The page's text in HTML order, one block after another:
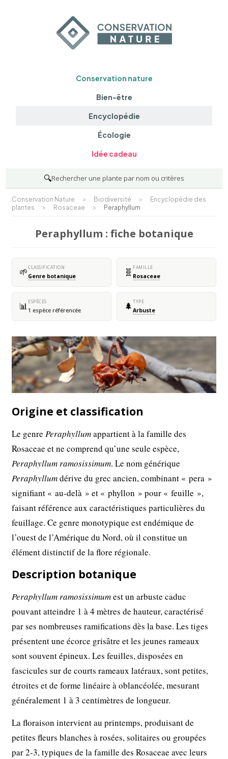
Conservation nature
Bien-être
Encyclopédie
Écologie
Idée cadeau
🔍Rechercher une plante par nom ou critères
Conservation Nature > Biodiversité >
Encyclopédie des
plantes
> Rosaceae > Peraphyllum
Peraphyllum : fiche botanique
🌱CLASSIFICATION
Genre botanique 🧬 FAMILLE
Rosaceae
📊ESPÈCES
1 espèce référencée 🌲 TYPE
Arbuste
Origine et classification
Le genrePeraphyllumappartient à la famille des
Rosaceae et ne comprend qu’une seule espèce,
Peraphyllum ramosissimum. Le nom générique
Peraphyllumdérive du grec ancien, combinant « pera »
signifiant « au-delà » et « phyllon » pour « feuille »,
faisant référence aux caractéristiques particulières du
feuillage. Ce genre monotypique est endémique de
l’ouest de l’Amérique du Nord, où il constitue un
élément distinctif de la flore régionale.
Description botanique
Peraphyllum ramosissimumest un arbuste caduc
pouvant atteindre 1 à 4 mètres de hauteur, caractérisé
par ses nombreuses ramifications dès la base. Les tiges
présentent une écorce grisâtre et les jeunes rameaux
sont souvent épineux. Les feuilles, disposées en
fascicules sur de courts rameaux latéraux, sont petites,
étroites et de forme linéaire à oblancéolée, mesurant
généralement 1 à 3 centimètres de longueur.
La floraison intervient au printemps, produisant de
petites fleurs blanches à rosées, solitaires ou groupées
par 2-3, typiques de la famille des Rosaceae avec leurs